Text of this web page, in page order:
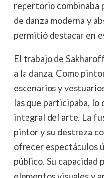
repertorio combinaba
de danza moderna y
permitió destacar en
El trabajo de
a la danza. Como
escenarios y
las que participaba, lo
integral del arte. La
pintor y su destreza
ofrecer espectáculos
público. Su capacidad